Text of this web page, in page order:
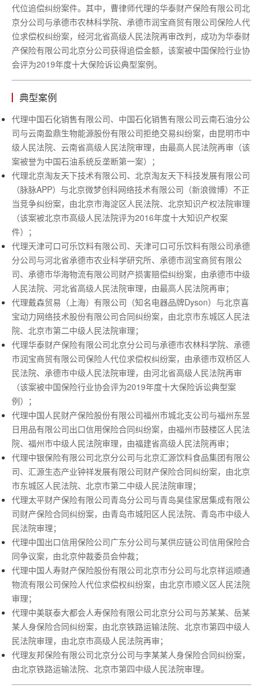
代位追偿纠纷案件。其中，曹律师代理的华泰财产保险有限公司北
京分公司与承德市农林科学院、承德市润宝商贸有限公司保险人代
位求偿权纠纷案，经河北省高级人民法院再审改判，成功为华泰财
产保险有限公司北京分公司获得追偿金额，该案被中国保险行业协
会评为2019年度十大保险诉讼典型案例。
典型案例
代理中国石化销售有限公司、中国石化销售有限公司云南石油分公
司与云南盈鼎生物能源股份有限公司拒绝交易纠纷案，由昆明市中
级人民法院、云南省高级人民法院审理，由最高人民法院再审（该
案被誉为中国石油系统反垄断第一案）；
代理北京淘友天下技术有限公司、北京淘友天下科技发展有限公司
（脉脉APP）与北京微梦创科网络技术有限公司（新浪微博）不正
当竞争纠纷案，由北京市海淀区人民法院、北京知识产权法院审理
（该案被北京市高级人民法院评为2016年度十大知识产权案
件）；
代理天津可口可乐饮料有限公司、天津可口可乐饮料有限公司承德
分公司与河北省承德市农业科学研究所、承德市润宝商贸有限公
司、承德市华海物流有限公司财产损害赔偿纠纷案，由承德市中级
人民法院、河北省高级人民法院审理，由最高人民法院再审；
代理戴森贸易（上海）有限公司（知名电器品牌Dyson）与北京喜
宝动力网络技术股份有限公司合同纠纷案，由北京市东城区人民法
院、北京市第二中级人民法院审理；
代理华泰财产保险有限公司北京分公司与承德市农林科学院、承德
市润宝商贸有限公司保险人代位求偿权纠纷案，由承德市双桥区人
民法院、承德市中级人民法院审理，由河北省高级人民法院再审
（该案被中国保险行业协会评为2019年度十大保险诉讼典型案
例）；
代理中国人民财产保险股份有限公司福州市城北支公司与福州东昱
日用品有限公司出口信用保险合同纠纷案，由福州市鼓楼区人民法
院、福州市中级人民法院审理，由福建省高级人民法院再审；
代理中银保险有限公司北京分公司与北京汇源饮料食品集团有限公
司、汇源生态产业钟祥发展有限公司财产保险合同纠纷案，由北京
市东城区人民法院、北京市第二中级人民法院审理；
代理太平财产保险有限公司青岛分公司与青岛昊佳家居集成有限公
司财产保险合同纠纷案，由青岛市城阳区人民法院、青岛市中级人
民法院审理；
代理中国出口信用保险公司广东分公司与某供应链公司信用保险合
同争议案，由北京仲裁委员会仲裁；
代理中国人寿财产保险股份有限公司北京市分公司与北京祥运顺通
物流有限公司保险人代位求偿权纠纷案，由北京市顺义区人民法院
审理；
代理中美联泰大都会人寿保险有限公司北京分公司与苏某某、岳某
某人身保险合同纠纷案，由北京铁路运输法院、北京市第四中级人
民法院审理，由北京市高级人民法院再审；
代理友邦保险有限公司北京分公司与李某某人身保险合同纠纷案，
由北京铁路运输法院、北京市第四中级人民法院审理。